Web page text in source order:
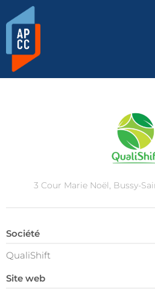
3 Cour Marie Noël, Bussy-
Société
QualiShift
Site web